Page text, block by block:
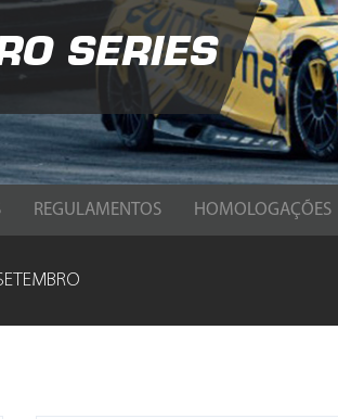
SERIES
REGULAMENTOS HOMOLOGAÇÕES